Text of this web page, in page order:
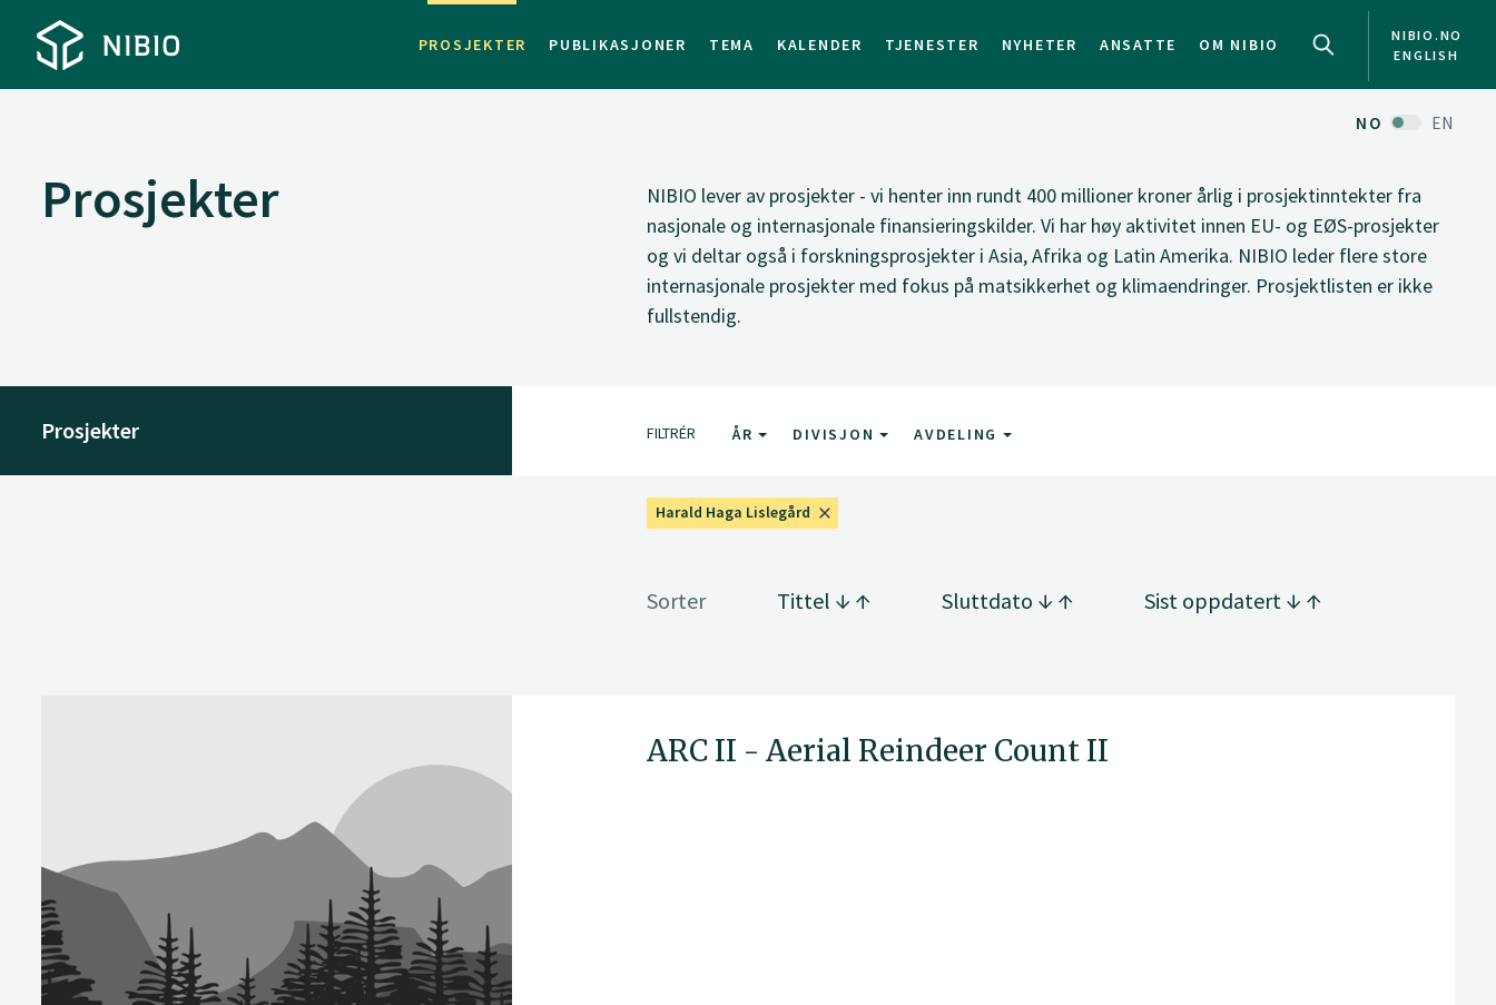
PROSJEKTER PUBLIKASJONER TEMA KALENDER TJENESTER NYHETER ANSATTE OM NIBIO
NIBIO.NO
ENGLISH
NO EN
Prosjekter
NIBIO lever av prosjekter - vi henter inn rundt 400 millioner kroner årlig i prosjektinntekter fra
nasjonale og internasjonale finansieringskilder. Vi har høy aktivitet innen EU- og EØS-prosjekter
og vi deltar også i forskningsprosjekter i Asia, Afrika og Latin Amerika. NIBIO leder flere store
internasjonale prosjekter med fokus på matsikkerhet og klimaendringer. Prosjektlisten er ikke
fullstendig.
Prosjekter FILTRÉR ÅR DIVISJON AVDELING
Harald Haga Lislegård
Sorter Tittel Sluttdato Sist oppdatert
ARC II - Aerial Reindeer Count II